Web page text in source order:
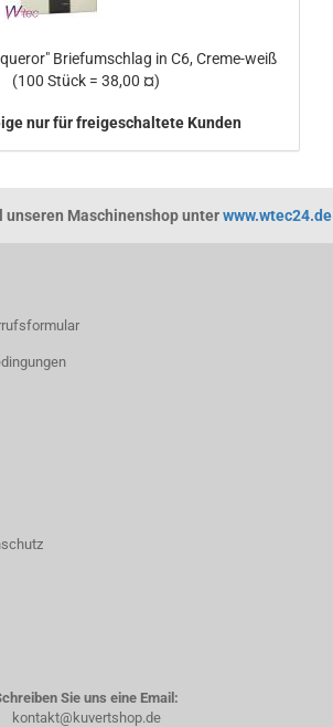
Briefumschlag in C6, Creme-weiß
(100 Stück = 38,00 ¤)
nur für freigeschaltete Kunden
unseren Maschinenshop unterwww.wtec24.de
Sie uns eine Email:
kontakt@kuvertshop.de